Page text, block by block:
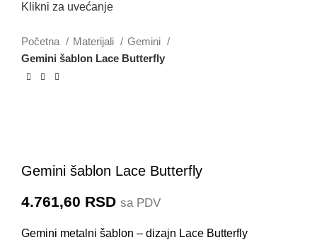
Klikni za uvećanje
Početna Materijali
Gemini
Gemini šablon Lace Butterfly
Gemini šablon Lace Butterfly
4.761,60 RSD sa PDV
Gemini metalni šablon – dizajn Lace Butterfly